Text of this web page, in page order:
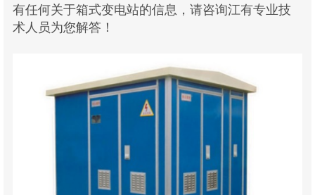
有任何关于箱式变电站的信息，请咨询江有专业技
术人员为您解答！